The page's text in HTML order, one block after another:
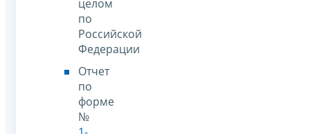
целом
по
Российской
Федерации
Отчет
по
форме
№